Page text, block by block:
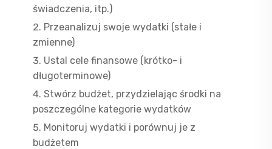
świadczenia, itp.)
Przeanalizuj swoje wydatki (stałe i
zmienne)
Ustal cele finansowe (krótko- i
długoterminowe)
Stwórz budżet, przydzielając środki na
poszczególne kategorie wydatków
Monitoruj wydatki i porównuj je z
budżetem